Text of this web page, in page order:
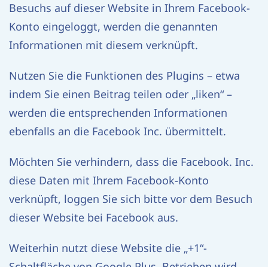
Besuchs auf dieser Website in Ihrem Facebook-
Konto eingeloggt, werden die genannten
Informationen mit diesem verknüpft.
Nutzen Sie die Funktionen des Plugins – etwa
indem Sie einen Beitrag teilen oder „liken“ –
werden die entsprechenden Informationen
ebenfalls an die Facebook Inc. übermittelt.
Möchten Sie verhindern, dass die Facebook. Inc.
diese Daten mit Ihrem Facebook-Konto
verknüpft, loggen Sie sich bitte vor dem Besuch
dieser Website bei Facebook aus.
Weiterhin nutzt diese Website die „+1“-